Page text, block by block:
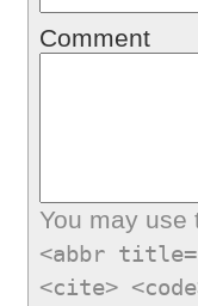
Comment
You may use
<abbr
<cite>